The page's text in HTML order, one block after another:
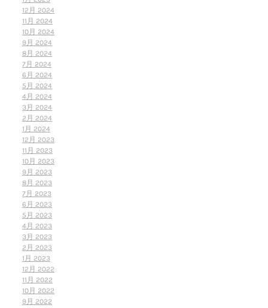
12月 2024
11月 2024
10月 2024
9月 2024
8月 2024
7月 2024
6月 2024
5月 2024
4月 2024
3月 2024
2月 2024
1月 2024
12月 2023
11月 2023
10月 2023
9月 2023
8月 2023
7月 2023
6月 2023
5月 2023
4月 2023
3月 2023
2月 2023
1月 2023
12月 2022
11月 2022
10月 2022
9月 2022